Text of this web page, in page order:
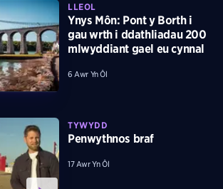
LLEOL
Ynys Môn: Pont y Borth i
gau wrth i ddathliadau 200
mlwyddiant gael eu cynnal
6 Awr Yn Ôl
TYWYDD
Penwythnos braf
17 Awr Yn Ôl